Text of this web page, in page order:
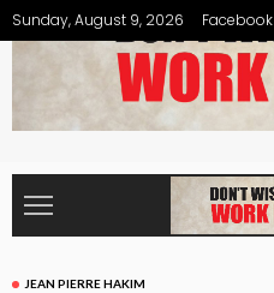
Sunday, August 9, 2026 Facebook
JEAN PIERRE HAKIM